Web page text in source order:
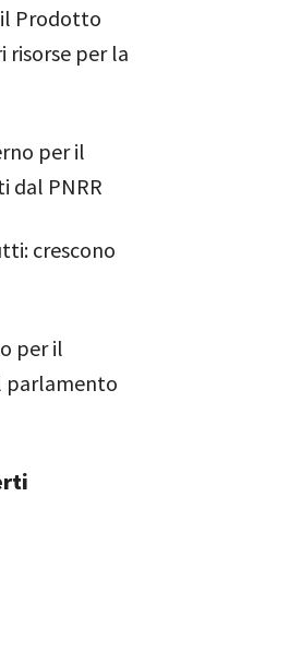
il Prodotto
risorse per la
per il
dal PNRR
crescono
per il
parlamento